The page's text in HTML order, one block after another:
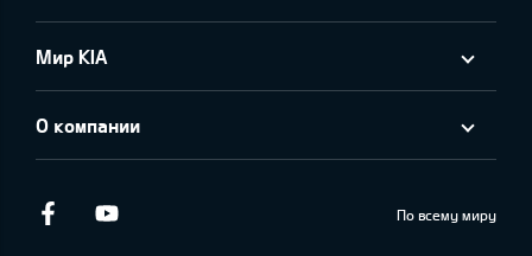
Мир KIA
О компании
Facebook По всему миру